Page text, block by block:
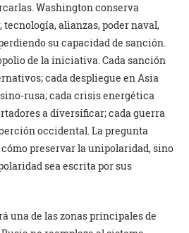
Washington conserva
alianzas, poder naval,
su capacidad de sanción.
de la iniciativa. Cada sanción
cada despliegue en Asia
rusa; cada crisis energética
a diversificar; cada guerra
occidental. La pregunta
preservar la unipolaridad, sino
sea escrita por sus
una de las zonas principales de